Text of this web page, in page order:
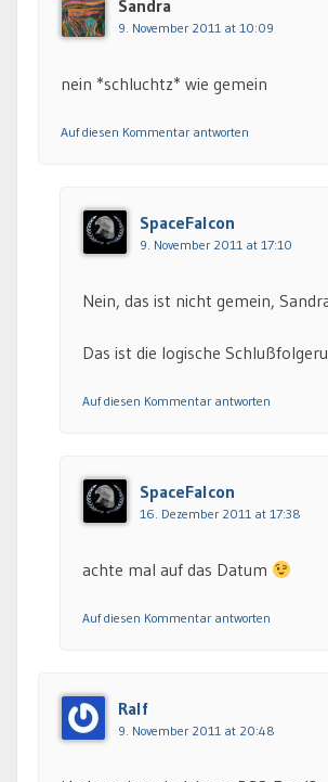
Sandra
9. November 2011 at 10:09
nein *schluchtz* wie gemein
Auf diesen Kommentar antworten
SpaceFalcon
9. November 2011 at 17:10
Nein, das ist nicht gemein,
Das ist die logische
Auf diesen Kommentar antworten
SpaceFalcon
16. Dezember 2011 at 17:38
achte mal auf das Datum
Auf diesen Kommentar antworten
Ralf
9. November 2011 at 20:48